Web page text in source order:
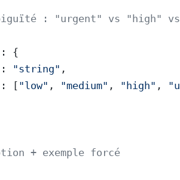
: "urgent" vs "high"
: {
: "string" ,
: [ "low" , "medium" , "high" ,
+ exemple forcé